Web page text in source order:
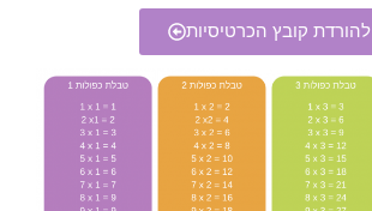
להורדת קובץ הכרטיסיות